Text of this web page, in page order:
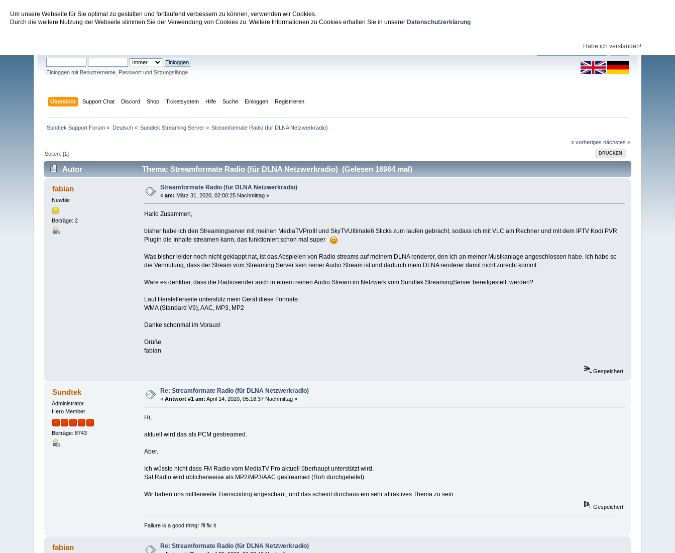
Um unsere Webseite für Sie optimal zu gestalten und fortlaufend verbessern zu können, verwenden wir Cookies.
Durch die weitere Nutzung der Webseite stimmen Sie der Verwendung von Cookies zu. Weitere Informationen zu Cookies erhalten Sie in unserer Datenschutzerklärung
Habe ich verstanden!
Sundtek Support Forum
Einloggen mit Benutzername, Passwort und Sitzungslänge
Übersicht Support Chat Discord Shop Ticketsystem Hilfe Suche Einloggen Registrieren
Sundtek Support Forum » Deutsch» Sundtek Streaming Server » Streamformate Radio (für DLNA Netzwerkradio)
« vorheriges nächstes »
DRUCKEN
Seiten: [1]
Autor Thema: Streamformate Radio (für DLNA Netzwerkradio) (Gelesen 16964 mal)
fabian
Newbie
Beiträge: 2
Streamformate Radio (für DLNA Netzwerkradio)
«am: März 31, 2020, 02:00:25 Nachmittag »
Hallo Zusammen,
bisher habe ich den Streamingserver mit meinen MediaTVProIII und SkyTVUltimate6 Sticks zum laufen gebracht, sodass ich mit VLC am Rechner und mit dem IPTV Kodi PVR
Plugin die Inhalte streamen kann, das funktioniert schon mal super
Was bisher leider noch nicht geklappt hat, ist das Abspielen von Radio streams auf meinem DLNA renderer, den ich an meiner Musikanlage angeschlossen habe. Ich habe so
die Vermutung, dass der Stream vom Streaming Server kein reiner Audio Stream ist und dadurch mein DLNA renderer damit nicht zurecht kommt.
Wäre es denkbar, dass die Radiosender auch in einem reinen Audio Stream im Netzwerk vom Sundtek StreamingServer bereitgestellt werden?
Laut Herstellerseite unterstütz mein Gerät diese Formate:
WMA (Standard V9), AAC, MP3, MP2
Danke schonmal im Voraus!
Grüße
fabian
Gespeichert
Sundtek
Administrator
Hero Member
Beiträge: 8743
Re: Streamformate Radio (für DLNA Netzwerkradio)
«Antwort #1 am: April 14, 2020, 05:18:37 Nachmittag »
Hi,
aktuell wird das als PCM gestreamed.
Aber.
Ich wüsste nicht dass FM Radio vom MediaTV Pro aktuell überhaupt unterstützt wird.
Sat Radio wird üblicherweise als MP2/MP3/AAC gestreamed (Roh durchgeleitet).
Wir haben uns mittlerweile Transcoding angeschaut, und das scheint durchaus ein sehr attraktives Thema zu sein.
Gespeichert
Failure is a good thing! I'll fix it
fabian Re: Streamformate Radio (für DLNA Netzwerkradio)